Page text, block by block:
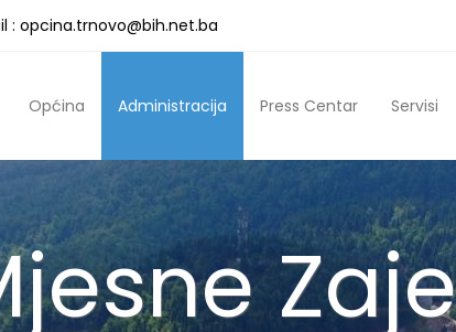
: opcina.trnovo@bih.net.ba
Općina Administracija Press Centar Servisi